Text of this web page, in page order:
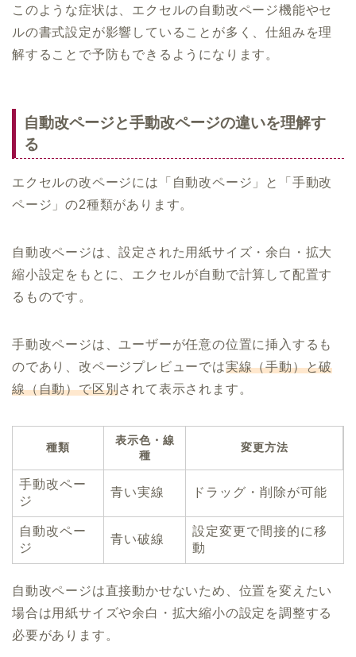
このような症状は、エクセルの自動改ページ機能やセ
ルの書式設定が影響していることが多く、仕組みを理
解することで予防もできるようになります。
自動改ページと手動改ページの違いを理解す
る
エクセルの改ページには「自動改ページ」と「手動改
ページ」の2種類があります。
自動改ページは、設定された用紙サイズ・余白・拡大
縮小設定をもとに、エクセルが自動で計算して配置す
るものです。
手動改ページは、ユーザーが任意の位置に挿入するも
のであり、改ページプレビューでは実線（手動）と破
線（自動）で区別されて表示されます。
種類
表示色・線
種
変更方法
手動改ペー
ジ
青い実線 ドラッグ・削除が可能
自動改ペー
ジ
青い破線
設定変更で間接的に移
動
自動改ページは直接動かせないため、位置を変えたい
場合は用紙サイズや余白・拡大縮小の設定を調整する
必要があります。